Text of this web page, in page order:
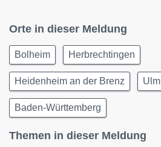
Orte in dieser Meldung
Bolheim Herbrechtingen
Heidenheim an der Brenz Ulm
Baden-Württemberg
Themen in dieser Meldung